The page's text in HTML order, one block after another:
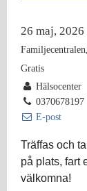
26 maj,
Gratis
Hälsocenter
0370678197
E-post
Träffas och
på plats, fart
välkomna!